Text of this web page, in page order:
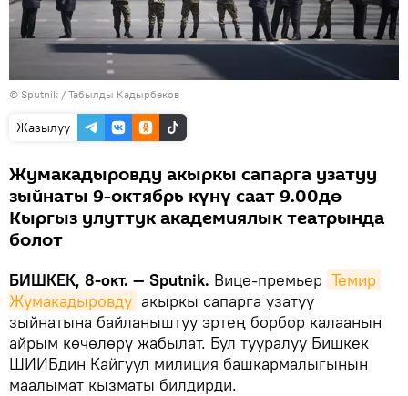
© Sputnik / Табылды Кадырбеков
Жазылуу
Жумакадыровду акыркы сапарга узатуу
зыйнаты 9-октябрь күнү саат 9.00дө
Кыргыз улуттук академиялык театрында
болот
БИШКЕК, 8-окт. — Sputnik. Вице-премьер Темир
Жумакадыровду акыркы сапарга узатуу
зыйнатына байланыштуу эртең борбор калаанын
айрым көчөлөрү жабылат. Бул тууралуу Бишкек
ШИИБдин Кайгуул милиция башкармалыгынын
маалымат кызматы билдирди.